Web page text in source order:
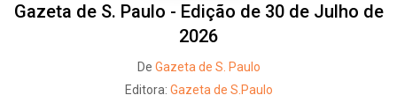
Gazeta de S. Paulo - Edição de 30 de Julho de
2026
De Gazeta de S. Paulo
Editora: Gazeta de S.Paulo